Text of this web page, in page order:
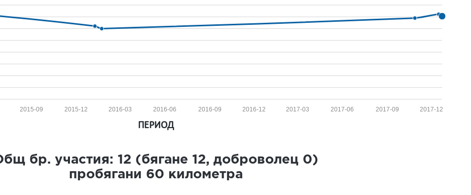
2017-12
2017-09
2017-06
2017-03
2016-12
2016-09
2016-06
2016-03
2015-12
2015-09
ПЕРИОД
бр. участия: 12 (бягане 12, доброволец 0)
пробягани 60 километра